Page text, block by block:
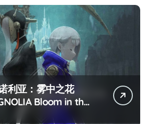
利亚：雾中之花
Bloom in the